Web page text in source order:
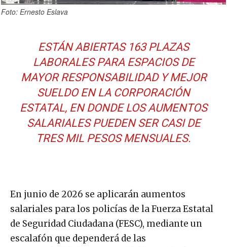
Foto: Ernesto Eslava
ESTÁN ABIERTAS 163 PLAZAS
LABORALES PARA ESPACIOS DE
MAYOR RESPONSABILIDAD Y MEJOR
SUELDO EN LA CORPORACIÓN
ESTATAL, EN DONDE LOS AUMENTOS
SALARIALES PUEDEN SER CASI DE
TRES MIL PESOS MENSUALES.
En junio de 2026 se aplicarán aumentos
salariales para los policías de la Fuerza Estatal
de Seguridad Ciudadana (FESC), mediante un
escalafón que dependerá de las